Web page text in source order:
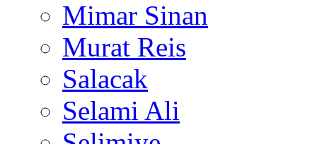
Mimar Sinan
Murat Reis
Salacak
Selami Ali